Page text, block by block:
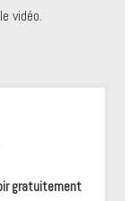
vidéo.
gratuitement